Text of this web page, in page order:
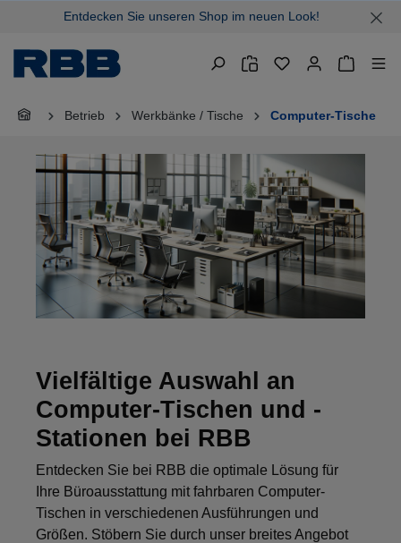
springenEntdecken Sie unseren Shop im neuen Look!
Betrieb Werkbänke / Tische Computer-Tische
Vielfältige Auswahl an
Computer-Tischen und -
Stationen bei RBB
Entdecken Sie bei RBB die optimale Lösung für
Ihre Büroausstattung mit fahrbaren Computer-
Tischen in verschiedenen Ausführungen und
Größen. Stöbern Sie durch unser breites Angebot